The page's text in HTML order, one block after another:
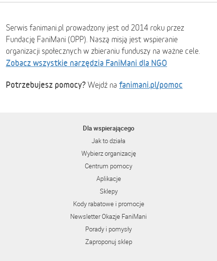
Serwis fanimani.pl prowadzony jest od 2014 roku przez
Fundację FaniMani (OPP). Naszą misją jest wspieranie
organizacji społecznych w zbieraniu funduszy na ważne cele.
Zobacz wszystkie narzędzia FaniMani dla NGO
Potrzebujesz pomocy? Wejdź na fanimani.pl/pomoc
Dla wspierającego
Jak to działa
Wybierz organizację
Centrum pomocy
Aplikacje
Sklepy
Kody rabatowe i promocje
Newsletter Okazje FaniMani
Porady i pomysły
Zaproponuj sklep